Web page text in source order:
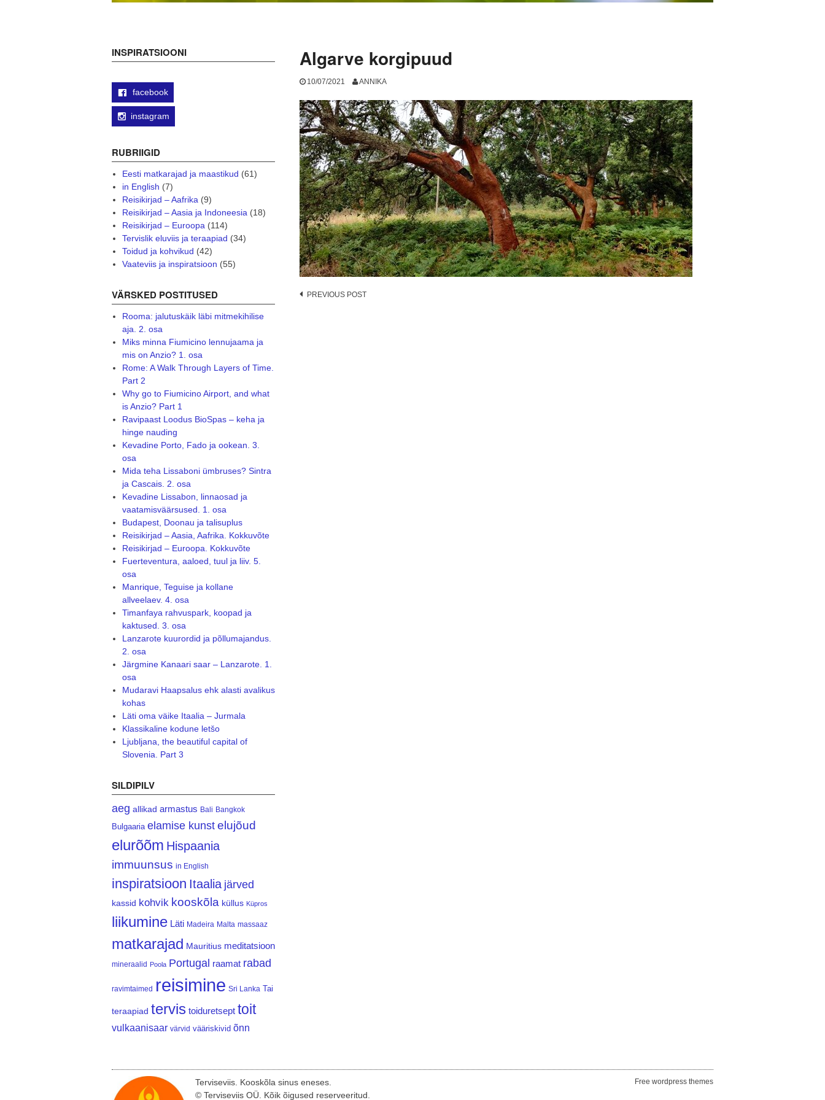
Algarve korgipuud
10/07/2021 ANNIKA
Post
PREVIOUS POST
INSPIRATSIOONI
facebook
instagram
RUBRIIGID
Eesti matkarajad ja maastikud (61)
in English (7)
Reisikirjad – Aafrika(9)
Reisikirjad – Aasia ja Indoneesia(18)
Reisikirjad – Euroopa(114)
Tervislik eluviis ja teraapiad (34)
Toidud ja kohvikud (42)
Vaateviis ja inspiratsioon (55)
VÄRSKED POSTITUSED
Rooma: jalutuskäik läbi mitmekihilise
aja. 2. osa
Miks minna Fiumicino lennujaama ja
mis on Anzio? 1. osa
Rome: A Walk Through Layers of Time.
Part 2
Why go to Fiumicino Airport, and what
is Anzio? Part 1
Ravipaast Loodus BioSpas – keha ja
hinge nauding
Kevadine Porto, Fado ja ookean. 3.
osa
Mida teha Lissaboni ümbruses? Sintra
ja Cascais. 2. osa
Kevadine Lissabon, linnaosad ja
vaatamisväärsused. 1. osa
Budapest, Doonau ja talisuplus
Reisikirjad – Aasia, Aafrika. Kokkuvõte
Reisikirjad – Euroopa. Kokkuvõte
Fuerteventura, aaloed, tuul ja liiv. 5.
osa
Manrique, Teguise ja kollane
allveelaev. 4. osa
Timanfaya rahvuspark, koopad ja
kaktused. 3. osa
Lanzarote kuurordid ja põllumajandus.
2. osa
Järgmine Kanaari saar – Lanzarote. 1.
osa
Mudaravi Haapsalus ehk alasti avalikus
kohas
Läti oma väike Itaalia – Jurmala
Klassikaline kodune letšo
Ljubljana, the beautiful capital of
Slovenia. Part 3
SILDIPILV
aeg allikad armastus Bali Bangkok
Bulgaaria elamise kunst elujõud
elurõõm Hispaania
immuunsus in English
inspiratsioon Itaalia järved
kassid kohvik kooskõla küllus Küpros
liikumine Läti Madeira Malta massaaz
matkarajad Mauritius meditatsioon
mineraalid Poola Portugal raamat rabad
ravimtaimed reisimine Sri Lanka Tai
teraapiad tervis toiduretsept toit
vulkaanisaar värvid vääriskivid õnn
Terviseviis. Kooskõla sinus eneses.
© Terviseviis OÜ. Kõik õigused reserveeritud.
Free wordpress themes